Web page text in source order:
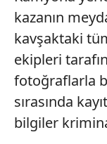
Çerezlere ilişkin
vasıtasıyla
için Ayarlar
Metnimizi
6698 sayılı
hazırlanmış
kazanın
kavşaktaki
ekipleri
fotoğraflarla
sırasında
bilgiler